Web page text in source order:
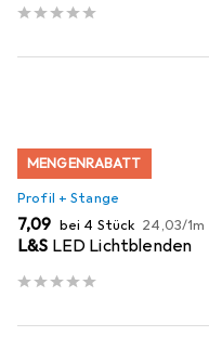
MENGENRABATT
Profil + Stange
EUR
7,09 bei 4 Stück EUR
24,03/1m
L&S LED Lichtblenden